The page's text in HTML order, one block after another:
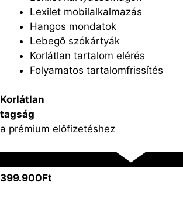
Lexilet mobilalkalmazás
Hangos mondatok
Lebegő szókártyák
Korlátlan tartalom elérés
Folyamatos tartalomfrissítés
Korlátlan
tagság
a prémium előfizetéshez
399.900Ft